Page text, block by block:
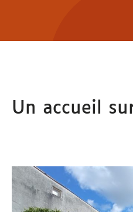
Un accueil